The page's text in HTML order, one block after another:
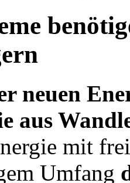
neuen
aus
mit
Umfang